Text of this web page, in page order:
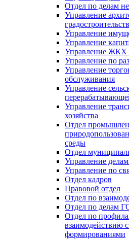
Отдел по делам
Управление
Управление
Управление
Управление
Управление по
Управление
обслуживания
Управление
Управление
хозяйства
Отдел
среды
Отдел
Управление
Управление по
Отдел кадров
Правовой отдел
Отдел по
Отдел по делам
Отдел по
взаимодействию
формированиями